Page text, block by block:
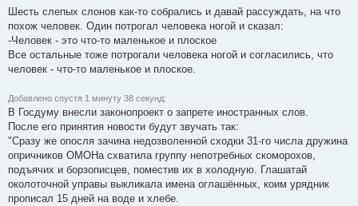
Шесть слепых слонов как-то собрались и давай рассуждать, на что
похож человек. Один потрогал человека ногой и сказал:
-Человек - это что-то маленькое и плоское
Все остальные тоже потрогали человека ногой и согласились, что
человек - что-то маленькое и плоское.
Добавлено спустя 1 минуту 38 секунд:
В Госдуму внесли законопроект о запрете иностранных слов.
После его принятия новости будут звучать так:
"Сразу же опосля зачина недозволенной сходки 31-го числа дружина
опричников ОМОНа схватила группу непотребных скоморохов,
подъячих и борзописцев, поместив их в холодную. Глашатай
околоточной управы выкликала имена оглашённых, коим урядник
прописал 15 дней на воде и хлебе.